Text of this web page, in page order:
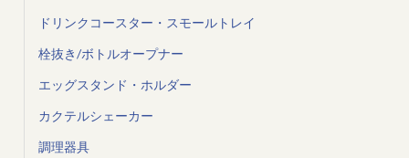
ドリンクコースター・スモールトレイ
栓抜き/ボトルオープナー
エッグスタンド・ホルダー
カクテルシェーカー
調理器具